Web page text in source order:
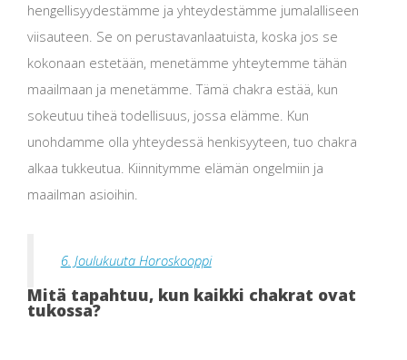
hengellisyydestämme ja yhteydestämme jumalalliseen
viisauteen. Se on perustavanlaatuista, koska jos se
kokonaan estetään, menetämme yhteytemme tähän
maailmaan ja menetämme. Tämä chakra estää, kun
sokeutuu tiheä todellisuus, jossa elämme. Kun
unohdamme olla yhteydessä henkisyyteen, tuo chakra
alkaa tukkeutua. Kiinnitymme elämän ongelmiin ja
maailman asioihin.
6. Joulukuuta Horoskooppi
Mitä tapahtuu, kun kaikki chakrat ovat
tukossa?